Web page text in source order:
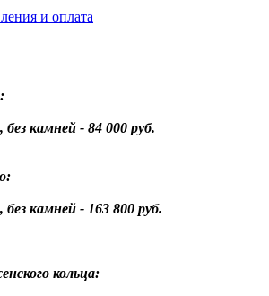
и оплата
камней - 84 000 руб.
камней - 163 800 руб.
кольца: